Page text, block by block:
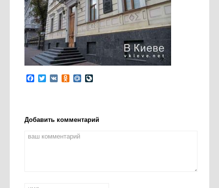
Facebook
Twitter
VK Odnoklassniki
Mail.Ru
Добавить комментарий